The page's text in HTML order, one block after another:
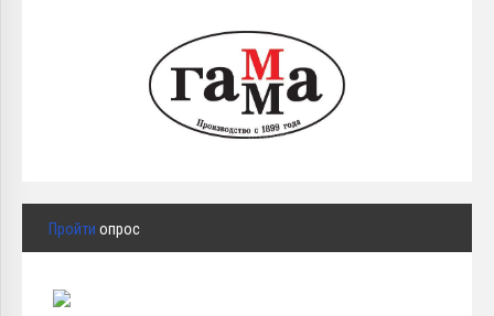
Пройти опрос